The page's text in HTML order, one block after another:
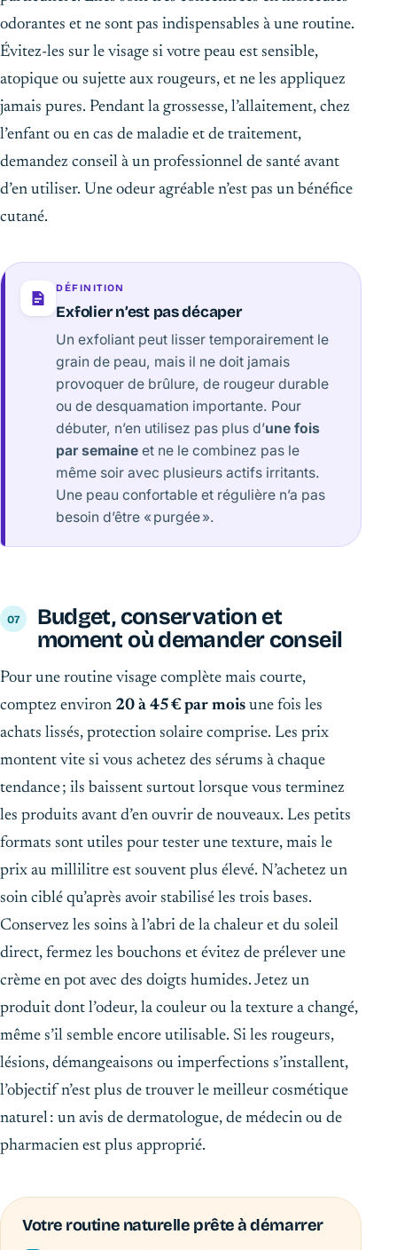
odorantes et ne sont pas indispensables à une routine.
Évitez-les sur le visage si votre peau est sensible,
atopique ou sujette aux rougeurs, et ne les appliquez
jamais pures. Pendant la grossesse, l’allaitement, chez
l’enfant ou en cas de maladie et de traitement,
demandez conseil à un professionnel de santé avant
d’en utiliser. Une odeur agréable n’est pas un bénéfice
cutané.
DÉFINITION
Exfolier n’est pas décaper
Un exfoliant peut lisser temporairement le
grain de peau, mais il ne doit jamais
provoquer de brûlure, de rougeur durable
ou de desquamation importante. Pour
débuter, n’en utilisez pas plus d’une fois
par semaine et ne le combinez pas le
même soir avec plusieurs actifs irritants.
Une peau confortable et régulière n’a pas
besoin d’être « purgée ».
Budget, conservation et
moment où demander conseil
Pour une routine visage complète mais courte,
comptez environ 20 à 45 € par mois une fois les
achats lissés, protection solaire comprise. Les prix
montent vite si vous achetez des sérums à chaque
tendance ; ils baissent surtout lorsque vous terminez
les produits avant d’en ouvrir de nouveaux. Les petits
formats sont utiles pour tester une texture, mais le
prix au millilitre est souvent plus élevé. N’achetez un
soin ciblé qu’après avoir stabilisé les trois bases.
Conservez les soins à l’abri de la chaleur et du soleil
direct, fermez les bouchons et évitez de prélever une
crème en pot avec des doigts humides. Jetez un
produit dont l’odeur, la couleur ou la texture a changé,
même s’il semble encore utilisable. Si les rougeurs,
lésions, démangeaisons ou imperfections s’installent,
l’objectif n’est plus de trouver le meilleur cosmétique
naturel : un avis de dermatologue, de médecin ou de
pharmacien est plus approprié.
Votre routine naturelle prête à démarrer